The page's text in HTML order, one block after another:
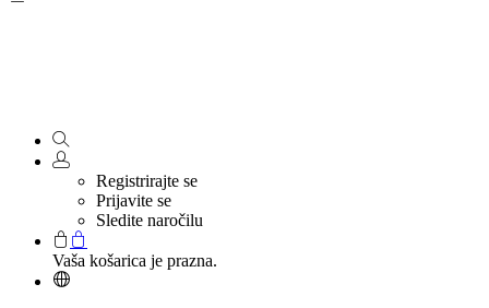
Registrirajte se
Prijavite se
Sledite naročilu
Vaša košarica je prazna.